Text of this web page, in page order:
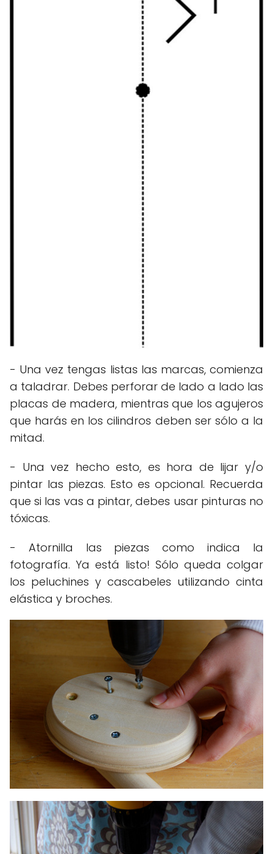
- Una vez tengas listas las marcas, comienza
a taladrar. Debes perforar de lado a lado las
placas de madera, mientras que los agujeros
que harás en los cilindros deben ser sólo a la
mitad.
- Una vez hecho esto, es hora de lijar y/o
pintar las piezas. Esto es opcional. Recuerda
que si las vas a pintar, debes usar pinturas no
tóxicas.
- Atornilla las piezas como indica la
fotografía. Ya está listo! Sólo queda colgar
los peluchines y cascabeles utilizando cinta
elástica y broches.